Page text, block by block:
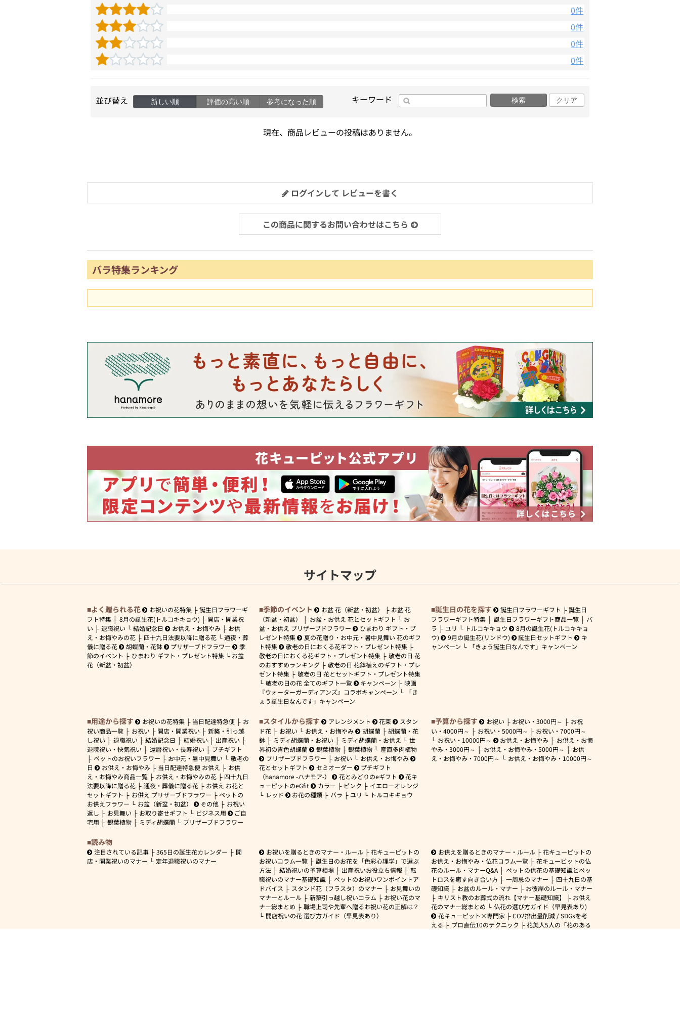
0件
0件
0件
0件
並び替え 新しい順 評価の高い順 参考になった順 キーワード 検索 クリア
現在、商品レビューの投稿はありません。
ログインして レビューを書く
この商品に関するお問い合わせはこちら
バラ特集ランキング
サイトマップ
よく贈られる花 お祝いの花特集
誕生日フラワーギ
フト特集
8月の誕生花(トルコキキョウ)
開店・開業祝
い
退職祝い 結婚記念日 お供え・お悔やみ
お供
え・お悔やみの花
四十九日法要以降に贈る花
通夜・葬
儀に贈る花
胡蝶蘭・花鉢 プリザーブドフラワー
季
節のイベント
ひまわり ギフト・プレゼント特集
お盆
花（新盆・初盆）
季節のイベント お盆 花（新盆・初盆）
お盆 花
（新盆・初盆）
お盆・お供え 花とセットギフト
お
盆・お供え プリザーブドフラワー
ひまわり ギフト・プ
レゼント特集
夏の花贈り・お中元・暑中見舞い 花のギフ
ト特集
敬老の日におくる花ギフト・プレゼント特集
敬老の日におくる花ギフト・プレゼント特集
敬老の日 花
のおすすめランキング
敬老の日 花鉢植えのギフト・プレ
ゼント特集
敬老の日 花とセットギフト・プレゼント特集
敬老の日の花 全てのギフト一覧
キャンペーン
映画
『ウォーターガーディアンズ』コラボキャンペーン
「き
ょう誕生日なんです」キャンペーン
誕生日の花を探す 誕生日フラワーギフト
誕生日
フラワーギフト特集
誕生日フラワーギフト商品一覧
バ
ラ
ユリ トルコキキョウ
8月の誕生花(トルコキキョ
ウ)
9月の誕生花(リンドウ) 誕生日セットギフト
キ
ャンペーン
「きょう誕生日なんです」キャンペーン
用途から探す お祝いの花特集 当日配達特急便
お
祝い商品一覧
お祝い 開店・開業祝い
新築・引っ越
し祝い
退職祝い 結婚記念日 結婚祝い
出産祝い
退院祝い・快気祝い
還暦祝い・長寿祝い
プチギフト
ペットのお祝いフラワー
お中元・暑中見舞い
敬老の
日
お供え・お悔やみ 当日配達特急便 お供え
お供
え・お悔やみ商品一覧
お供え・お悔やみの花
四十九日
法要以降に贈る花
通夜・葬儀に贈る花
お供え お花と
セットギフト
お供え プリザーブドフラワー
ペットの
お供えフラワー
お盆（新盆・初盆） その他
お祝い
返し
お見舞い お取り寄せギフト ビジネス用
ご自
宅用
観葉植物 ミディ胡蝶蘭 プリザーブドフラワー
スタイルから探す アレンジメント 花束
スタン
ド花
お祝い お供え・お悔やみ 胡蝶蘭
胡蝶蘭・花
鉢
ミディ胡蝶蘭・お祝い ミディ胡蝶蘭・お供え
世
界初の青色胡蝶蘭
観葉植物 観葉植物
産直多肉植物
プリザーブドフラワー
お祝い
お供え・お悔やみ
花とセットギフト
セミオーダー
プチギフト
（hanamore -ハナモア-）
花とみどりのeギフト
花キ
ューピットのeGfit
カラー ピンク
イエローオレンジ
レッド
お花の種類 バラ ユリ トルコキキョウ
予算から探す お祝い お祝い・3000円～
お祝
い・ 4000円～ お祝い・ 5000円～ お祝い・7000円～
お祝い・ 10000円～ お供え・お悔やみ
お供え・お悔
やみ・ 3000円～ お供え・お悔やみ・ 5000円～
お供
え・お悔やみ・ 7000円～ お供え・お悔やみ・ 10000円～
読み物
注目されている記事 365日の誕生花カレンダー
開
店・開業祝いのマナー
定年退職祝いのマナー
お祝いを贈るときのマナー・ルール
花キューピットの
お祝いコラム一覧
誕生日のお花を「色彩心理学」で選ぶ
方法
結婚祝いの予算相場 出産祝いお役立ち情報
転
職祝いのマナー基礎知識
ペットのお祝いワンポイントア
ドバイス
スタンド花（フラスタ）のマナー
お見舞いの
マナーとルール
新築引っ越し祝いコラム
お祝い花のマ
ナー総まとめ
職場上司や先輩へ贈るお祝い花の正解は？
開店祝いの花 選び方ガイド（早見表あり）
お供えを贈るときのマナー・ルール
花キューピットの
お供え・お悔やみ・仏花コラム一覧
花キューピットの仏
花のルール・マナーQ&A
ペットの供花の基礎知識とペッ
トロスを癒す向き合い方
一周忌のマナー
四十九日の基
礎知識
お盆のルール・マナー
お彼岸のルール・マナー
キリスト教のお葬式の流れ【マナー基礎知識】
お供え
花のマナー総まとめ
仏花の選び方ガイド（早見表あり)
花キューピット×専門家
CO2排出量削減 / SDGsを考
える
プロ直伝10のテクニック
花美人5人の「花のある